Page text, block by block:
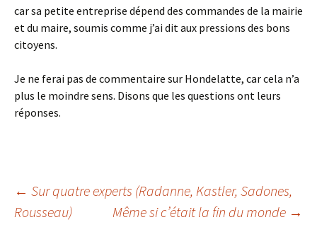
car sa petite entreprise dépend des commandes de la mairie
et du maire, soumis comme j’ai dit aux pressions des bons
citoyens.
Je ne ferai pas de commentaire sur Hondelatte, car cela n’a
plus le moindre sens. Disons que les questions ont leurs
réponses.
Navigation
← Sur quatre experts (Radanne, Kastler, Sadones,
Rousseau)
Même si c’était la fin du monde →